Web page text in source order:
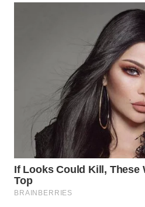
SULUT
WN
MALUKU
WN
MALUT